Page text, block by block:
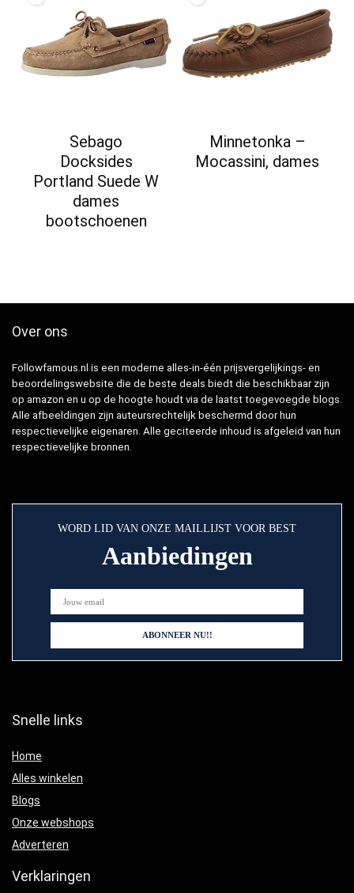
Sebago
Docksides
Portland Suede W
dames
bootschoenen
Minnetonka –
Mocassini, dames
Over ons
Followfamous.nl is een moderne alles-in-één prijsvergelijkings- en
beoordelingswebsite die de beste deals biedt die beschikbaar zijn
op amazon en u op de hoogte houdt via de laatst toegevoegde blogs.
Alle afbeeldingen zijn auteursrechtelijk beschermd door hun
respectievelijke eigenaren. Alle geciteerde inhoud is afgeleid van hun
respectievelijke bronnen.
WORD LID VAN ONZE MAILLIJST VOOR BEST
Aanbiedingen
Snelle links
Home
Alles winkelen
Blogs
Onze webshops
Adverteren
Verklaringen